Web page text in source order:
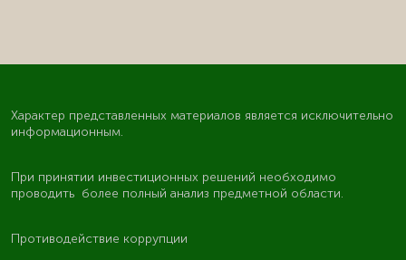
Характер представленных материалов является исключительно
информационным.
При принятии инвестиционных решений необходимо
проводить более полный анализ предметной области.
Противодействие коррупции